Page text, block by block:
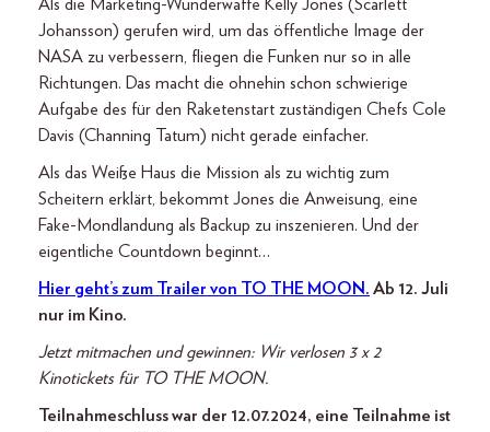
Als die Marketing-Wunderwaffe Kelly Jones (Scarlett
Johansson) gerufen wird, um das öffentliche Image der
NASA zu verbessern, fliegen die Funken nur so in alle
Richtungen. Das macht die ohnehin schon schwierige
Aufgabe des für den Raketenstart zuständigen Chefs Cole
Davis (Channing Tatum) nicht gerade einfacher.
Als das Weiße Haus die Mission als zu wichtig zum
Scheitern erklärt, bekommt Jones die Anweisung, eine
Fake-Mondlandung als Backup zu inszenieren. Und der
eigentliche Countdown beginnt…
Hier geht’s zum Trailer von TO THE MOON. Ab 12. Juli
nur im Kino.
Jetzt mitmachen und gewinnen: Wir verlosen 3 x 2
Kinotickets für TO THE MOON.
Teilnahmeschluss war der 12.07.2024, eine Teilnahme ist